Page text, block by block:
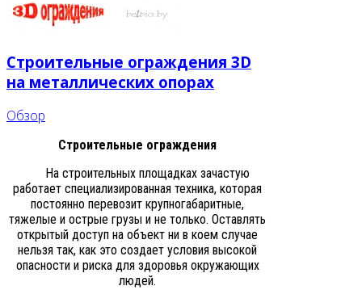
Строительные ограждения 3D
на металлических опорах
Обзор
Строительные ограждения
На строительных площадках зачастую
работает специализированная техника, которая
постоянно перевозит крупногабаритные,
тяжелые и острые грузы и не только. Оставлять
открытый доступ на объект ни в коем случае
нельзя так, как это создает условия высокой
опасности и риска для здоровья окружающих
людей.